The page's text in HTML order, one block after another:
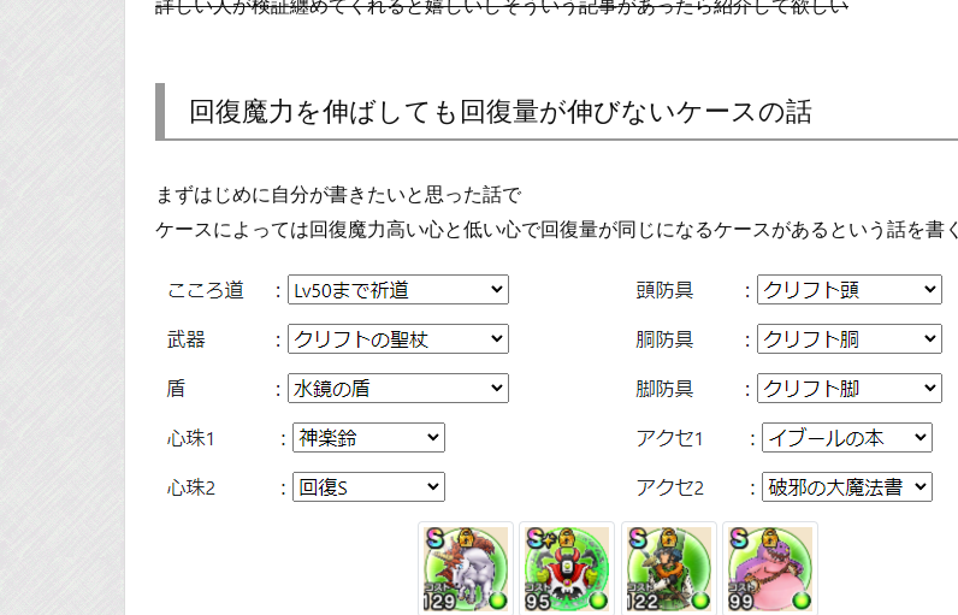
詳しい人が検証纏めてくれると嬉しいしそういう記事があったら紹介して欲しい
回復魔力を伸ばしても回復量が伸びないケースの話
まずはじめに自分が書きたいと思った話で
ケースによっては回復魔力高い心と低い心で回復量が同じになるケースがあるという話を書く